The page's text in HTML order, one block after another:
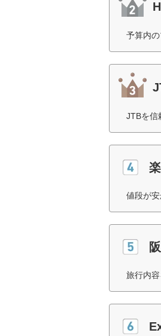
予算内の
JTBを信
値段が
旅行内